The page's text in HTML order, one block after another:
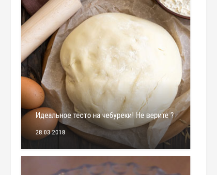
Идеальное тесто на чебуреки! Не верите ?
28.03.2018